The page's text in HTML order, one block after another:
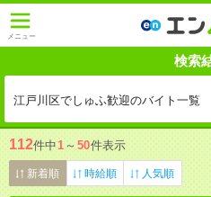
メニュー
検索
江戸川区でしゅふ歓迎のバイト一覧
112件中1 ～ 50件表示
新着順 時給順 人気順